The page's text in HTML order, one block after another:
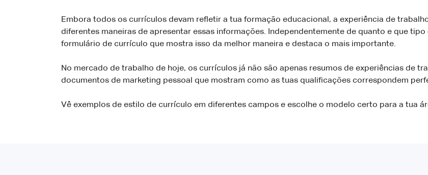
Embora todos os currículos devam refletir a tua formação educacional, a experiência de
diferentes maneiras de apresentar essas informações. Independentemente de quanto e que
formulário de currículo que mostra isso da melhor maneira e destaca o mais importante.
No mercado de trabalho de hoje, os currículos já não são apenas resumos de experiências de
documentos de marketing pessoal que mostram como as tuas qualificações correspondem
Vê exemplos de estilo de currículo em diferentes campos e escolhe o modelo certo para a tua